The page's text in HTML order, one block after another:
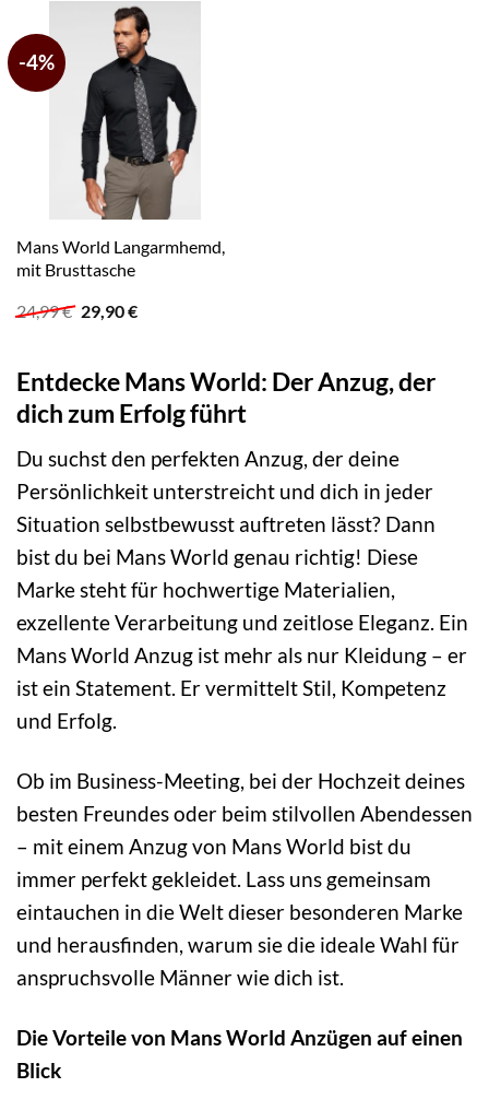
-4%
Mans World Langarmhemd,
mit Brusttasche
24,99€ Ursprünglicher
Preis
29,90€Aktueller
Entdecke Mans World: Der Anzug, der
dich zum Erfolg führt
Du suchst den perfekten Anzug, der deine
Persönlichkeit unterstreicht und dich in jeder
Situation selbstbewusst auftreten lässt? Dann
bist du bei Mans World genau richtig! Diese
Marke steht für hochwertige Materialien,
exzellente Verarbeitung und zeitlose Eleganz. Ein
Mans World Anzug ist mehr als nur Kleidung – er
ist ein Statement. Er vermittelt Stil, Kompetenz
und Erfolg.
Ob im Business-Meeting, bei der Hochzeit deines
besten Freundes oder beim stilvollen Abendessen
– mit einem Anzug von Mans World bist du
immer perfekt gekleidet. Lass uns gemeinsam
eintauchen in die Welt dieser besonderen Marke
und herausfinden, warum sie die ideale Wahl für
anspruchsvolle Männer wie dich ist.
Die Vorteile von Mans World Anzügen auf einen
Blick